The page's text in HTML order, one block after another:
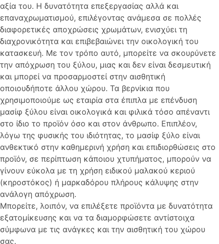
αξία του. Η δυνατότητα επεξεργασίας αλλά και
επαναχρωματισμού, επιλέγοντας ανάμεσα σε πολλές
διαφορετικές αποχρώσεις χρωμάτων, ενισχύει τη
διαχρονικότητα και επιβεβαιώνει την οικολογική του
κατασκευή. Με τον τρόπο αυτό, μπορείτε να σκουρύνετε
την απόχρωση του ξύλου, μιας και δεν είναι δεσμευτική
και μπορεί να προσαρμοστεί στην αισθητική
οποιουδήποτε άλλου χώρου. Τα βερνίκια που
χρησιμοποιούμε ως εταιρία στα έπιπλα με επένδυση
μασίφ ξύλου είναι οικολογικά και φιλικά τόσο απέναντι
στο ίδιο το προϊόν όσο και στον άνθρωπο. Επιπλέον,
λόγω της φυσικής του ιδιότητας, το μασίφ ξύλο είναι
ανθεκτικό στην καθημερινή χρήση και επιδιορθώσεις στο
προϊόν, σε περίπτωση κάποιου χτυπήματος, μπορούν να
γίνουν εύκολα με τη χρήση ειδικού μαλακού κεριού
(κηροστόκος) ή μαρκαδόρου πλήρους κάλυψης στην
ανάλογη απόχρωση.
Μπορείτε, λοιπόν, να επιλέξετε προϊόντα με δυνατότητα
εξατομίκευσης και να τα διαμορφώσετε αντίστοιχα
σύμφωνα με τις ανάγκες και την αισθητική του χώρου
σας.